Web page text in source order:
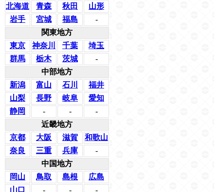
北海道
青森 秋田
山形
岩手
宮城 福島
-
関東地方
東京
神奈川 千葉
埼玉
群馬
栃木 茨城
-
中部地方
新潟
富山 石川
福井
山梨
長野 岐阜
愛知
静岡
- -
-
近畿地方
京都
大阪 滋賀
和歌山
奈良
三重 兵庫
-
中国地方
岡山
鳥取 島根
広島
山口
- - -